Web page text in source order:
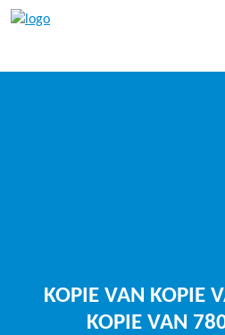
KOPIE VAN KOPIE
KOPIE VAN